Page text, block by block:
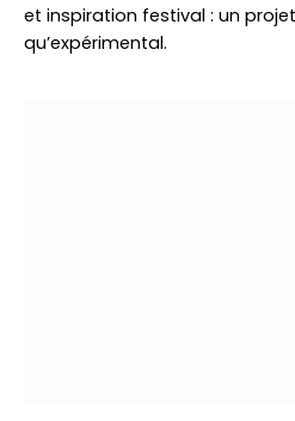
et inspiration festival : un
qu’expérimental.